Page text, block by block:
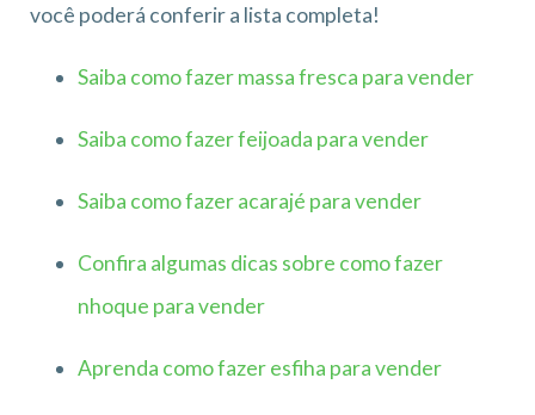
você poderá conferir a lista completa!
Saiba como fazer massa fresca para vender
Saiba como fazer feijoada para vender
Saiba como fazer acarajé para vender
Confira algumas dicas sobre como fazer
nhoque para vender
Aprenda como fazer esfiha para vender